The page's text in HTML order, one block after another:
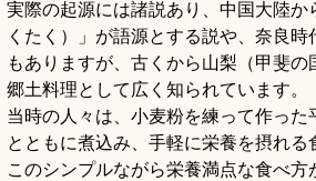
実際の起源には諸説あり、中国大陸か
くたく）」が語源とする説や、奈良
もありますが、古くから山梨（甲斐の
郷土料理として広く知られています。
当時の人々は、小麦粉を練って作っ
とともに煮込み、手軽に栄養を摂れる
このシンプルながら栄養満点な食べ